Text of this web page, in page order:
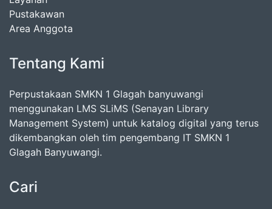
Pustakawan
Area Anggota
Tentang Kami
Perpustakaan SMKN 1 Glagah banyuwangi
menggunakan LMS SLiMS (Senayan Library
Management System) untuk katalog digital yang terus
dikembangkan oleh tim pengembang IT SMKN 1
Glagah Banyuwangi.
Cari